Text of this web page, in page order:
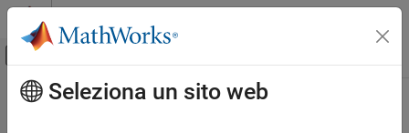
Vai al contenuto
Attiva/disattiva menu di navigazione
Pagina iniziale della documentazione
Contenuto principale
Seleziona un sito web